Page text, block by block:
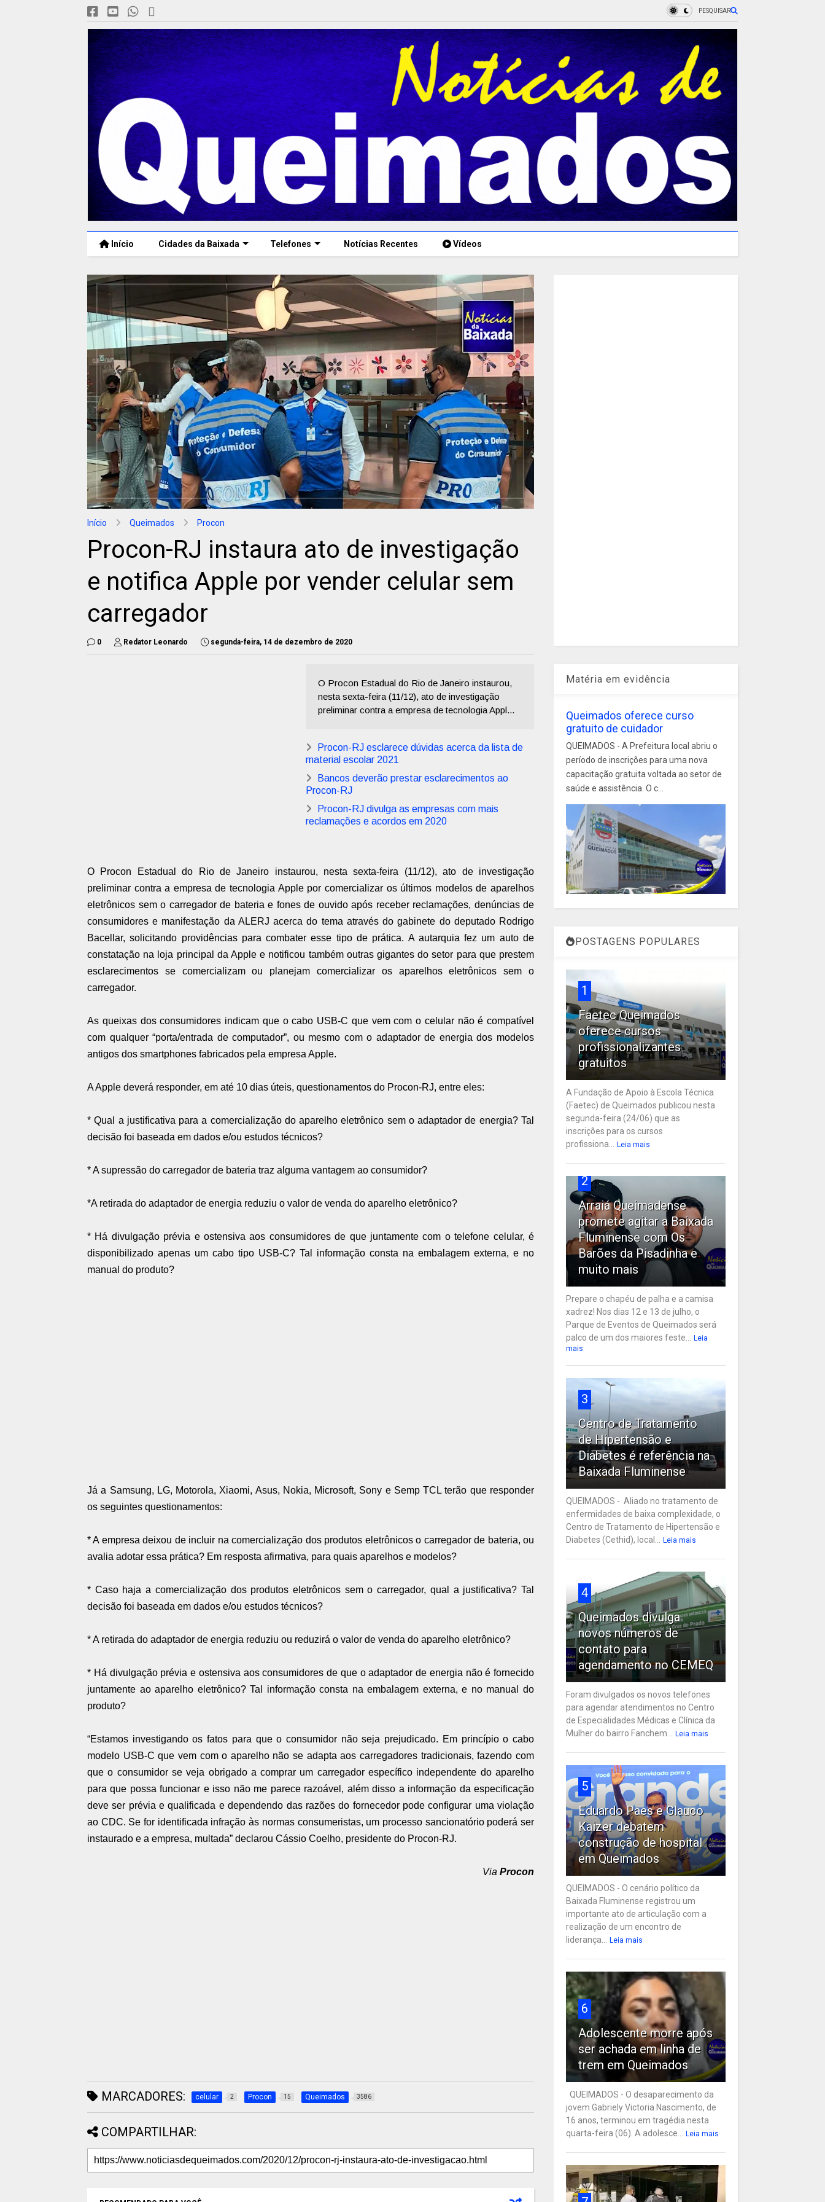
PESQUISAR
Início Cidades da Baixada Telefones Notícias Recentes Vídeos
Início Queimados Procon
Procon-RJ instaura ato de investigação
e notifica Apple por vender celular sem
carregador
0 Redator Leonardo segunda-feira, 14 de dezembro de 2020
O Procon Estadual do Rio de Janeiro instaurou,
nesta sexta-feira (11/12), ato de investigação
preliminar contra a empresa de tecnologia Appl...
Procon-RJ esclarece dúvidas acerca da lista de
material escolar 2021
Bancos deverão prestar esclarecimentos ao
Procon-RJ
Procon-RJ divulga as empresas com mais
reclamações e acordos em 2020
O Procon Estadual do Rio de Janeiro instaurou, nesta sexta-feira (11/12), ato de investigação
preliminar contra a empresa de tecnologia Apple por comercializar os últimos modelos de aparelhos
eletrônicos sem o carregador de bateria e fones de ouvido após receber reclamações, denúncias de
consumidores e manifestação da ALERJ acerca do tema através do gabinete do deputado Rodrigo
Bacellar, solicitando providências para combater esse tipo de prática. A autarquia fez um auto de
constatação na loja principal da Apple e notificou também outras gigantes do setor para que prestem
esclarecimentos se comercializam ou planejam comercializar os aparelhos eletrônicos sem o
carregador.
As queixas dos consumidores indicam que o cabo USB-C que vem com o celular não é compatível
com qualquer “porta/entrada de computador”, ou mesmo com o adaptador de energia dos modelos
antigos dos smartphones fabricados pela empresa Apple.
A Apple deverá responder, em até 10 dias úteis, questionamentos do Procon-RJ, entre eles:
* Qual a justificativa para a comercialização do aparelho eletrônico sem o adaptador de energia? Tal
decisão foi baseada em dados e/ou estudos técnicos?
* A supressão do carregador de bateria traz alguma vantagem ao consumidor?
*A retirada do adaptador de energia reduziu o valor de venda do aparelho eletrônico?
* Há divulgação prévia e ostensiva aos consumidores de que juntamente com o telefone celular, é
disponibilizado apenas um cabo tipo USB-C? Tal informação consta na embalagem externa, e no
manual do produto?
Já a Samsung, LG, Motorola, Xiaomi, Asus, Nokia, Microsoft, Sony e Semp TCL terão que responder
os seguintes questionamentos:
* A empresa deixou de incluir na comercialização dos produtos eletrônicos o carregador de bateria, ou
avalia adotar essa prática? Em resposta afirmativa, para quais aparelhos e modelos?
* Caso haja a comercialização dos produtos eletrônicos sem o carregador, qual a justificativa? Tal
decisão foi baseada em dados e/ou estudos técnicos?
* A retirada do adaptador de energia reduziu ou reduzirá o valor de venda do aparelho eletrônico?
* Há divulgação prévia e ostensiva aos consumidores de que o adaptador de energia não é fornecido
juntamente ao aparelho eletrônico? Tal informação consta na embalagem externa, e no manual do
produto?
“Estamos investigando os fatos para que o consumidor não seja prejudicado. Em princípio o cabo
modelo USB-C que vem com o aparelho não se adapta aos carregadores tradicionais, fazendo com
que o consumidor se veja obrigado a comprar um carregador específico independente do aparelho
para que possa funcionar e isso não me parece razoável, além disso a informação da especificação
deve ser prévia e qualificada e dependendo das razões do fornecedor pode configurar uma violação
ao CDC. Se for identificada infração às normas consumeristas, um processo sancionatório poderá ser
instaurado e a empresa, multada” declarou Cássio Coelho, presidente do Procon-RJ.
Via Procon
MARCADORES: celular 2 Procon 15 Queimados 3586
COMPARTILHAR:
Matéria em evidência
Queimados oferece curso
gratuito de cuidador
QUEIMADOS - A Prefeitura local abriu o
período de inscrições para uma nova
capacitação gratuita voltada ao setor de
saúde e assistência. O c...
POSTAGENS POPULARES
1
Faetec Queimados
oferece cursos
profissionalizantes
gratuitos
A Fundação de Apoio à Escola Técnica
(Faetec) de Queimados publicou nesta
segunda-feira (24/06) que as
inscrições para os cursos
profissiona...
Leia mais
2
Arraiá Queimadense
promete agitar a Baixada
Fluminense com Os
Barões da Pisadinha e
muito mais
Prepare o chapéu de palha e a camisa
xadrez! Nos dias 12 e 13 de julho, o
Parque de Eventos de Queimados será
palco de um dos maiores feste...
Leia
mais
3
Centro de Tratamento
de Hipertensão e
Diabetes é referência na
Baixada Fluminense
QUEIMADOS - Aliado no tratamento de
enfermidades de baixa complexidade, o
Centro de Tratamento de Hipertensão e
Diabetes (Cethid), local...
Leia mais
4
Queimados divulga
novos números de
contato para
agendamento no CEMEQ
Foram divulgados os novos telefones
para agendar atendimentos no Centro
de Especialidades Médicas e Clínica da
Mulher do bairro Fanchem...
Leia mais
5
Eduardo Paes e Glauco
Kaizer debatem
construção de hospital
em Queimados
QUEIMADOS - O cenário político da
Baixada Fluminense registrou um
importante ato de articulação com a
realização de um encontro de
liderança...
Leia mais
6
Adolescente morre após
ser achada em linha de
trem em Queimados
QUEIMADOS - O desaparecimento da
jovem Gabriely Victoria Nascimento, de
16 anos, terminou em tragédia nesta
quarta-feira (06). A adolesce...
Leia mais